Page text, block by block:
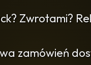
Zwrotami?
zamówień